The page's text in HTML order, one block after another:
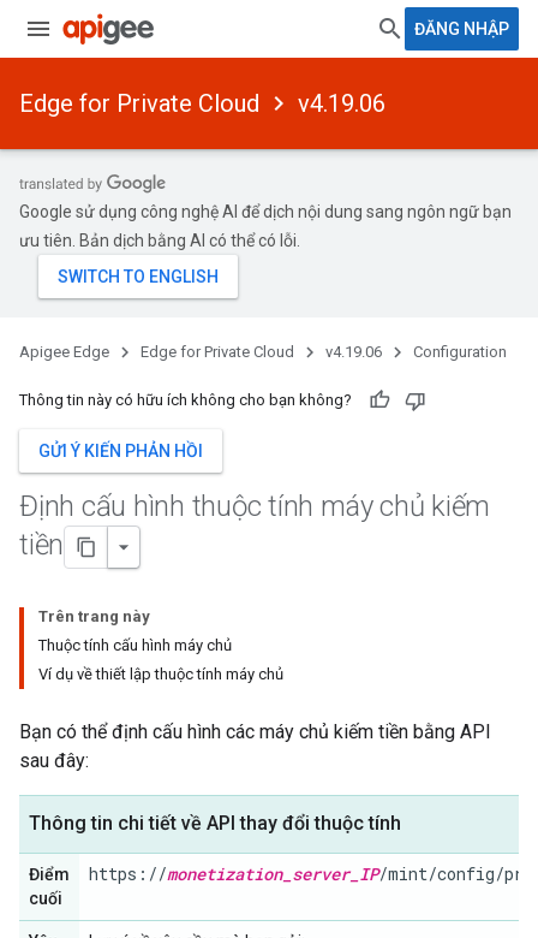
ĐĂNG NHẬP
Edge for Private Cloud v4.19.06
Google sử dụng công nghệ AI để dịch nội dung sang ngôn ngữ bạn
ưu tiên. Bản dịch bằng AI có thể có lỗi.
Apigee Edge Edge for Private Cloud v4.19.06 Configuration
Thông tin này có hữu ích không cho bạn không?
GỬI Ý KIẾN PHẢN HỒI
Định cấu hình thuộc tính máy chủ kiếm
tiền
Trên trang này
Thuộc tính cấu hình máy chủ
Ví dụ về thiết lập thuộc tính máy chủ
Bạn có thể định cấu hình các máy chủ kiếm tiền bằng API
sau đây:
Thông tin chi tiết về API thay đổi thuộc tính
Điểm
cuối
https://monetization_server_IP/mint/config/